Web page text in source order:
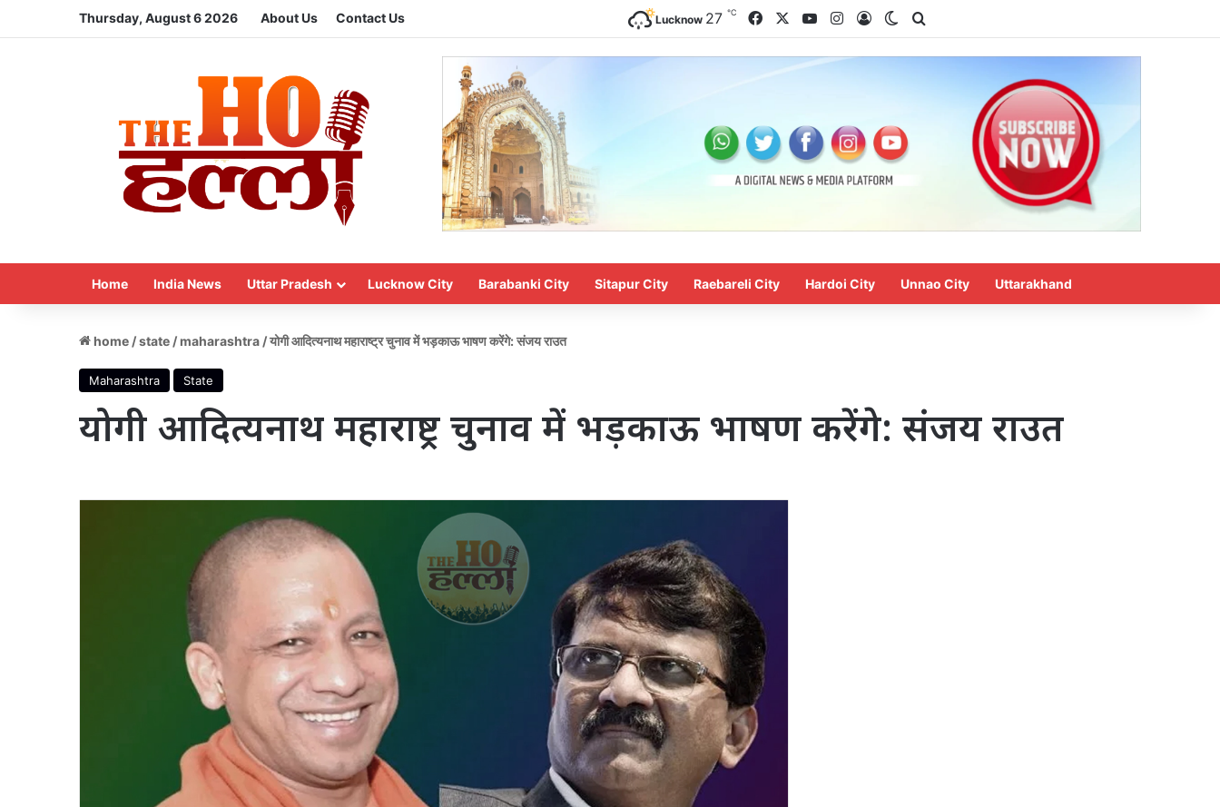
Thursday, August 6 2026 About Us Contact Us Lucknow 27 ℃ FacebookYouTubeInstagram
Log InSwitch skin
Home India News Uttar Pradesh Lucknow City Barabanki City Sitapur City Raebareli City Hardoi City Unnao City Uttarakhand
home /state /maharashtra /योगी आदित्यनाथ महाराष्ट्र चुनाव में भड़काऊ भाषण करेंगे: संजय राउत
Maharashtra State
योगी आदित्यनाथ महाराष्ट्र चुनाव में भड़काऊ भाषण करेंगे: संजय राउत